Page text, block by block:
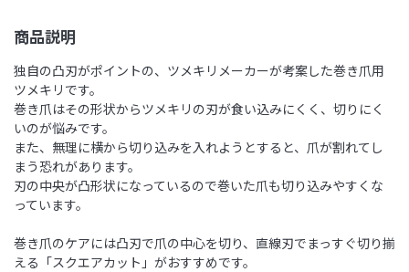
商品説明
独自の凸刃がポイントの、ツメキリメーカーが考案した巻き爪用
ツメキリです。
巻き爪はその形状からツメキリの刃が食い込みにくく、切りにく
いのが悩みです。
また、無理に横から切り込みを入れようとすると、爪が割れてし
まう恐れがあります。
刃の中央が凸形状になっているので巻いた爪も切り込みやすくな
っています。
巻き爪のケアには凸刃で爪の中心を切り、直線刃でまっすぐ切り揃
える「スクエアカット」がおすすめです。